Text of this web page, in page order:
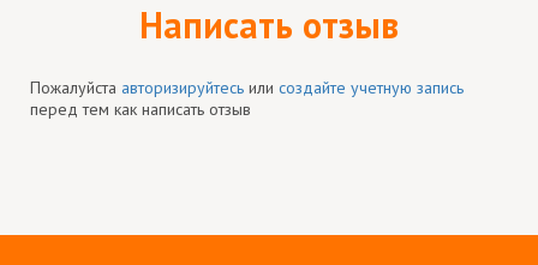
Написать отзыв
Пожалуйста авторизируйтесь или создайте учетную запись
перед тем как написать отзыв